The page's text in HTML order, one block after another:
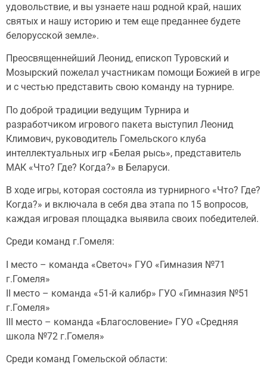
удовольствие, и вы узнаете наш родной край, наших
святых и нашу историю и тем еще преданнее будете
белорусской земле».
Преосвященнейший Леонид, епископ Туровский и
Мозырский пожелал участникам помощи Божией в игре
и с честью представить свою команду на турнире.
По доброй традиции ведущим Турнира и
разработчиком игрового пакета выступил Леонид
Климович, руководитель Гомельского клуба
интеллектуальных игр «Белая рысь», представитель
МАК «Что? Где? Когда?» в Беларуси.
В ходе игры, которая состояла из турнирного «Что? Где?
Когда?» и включала в себя два этапа по 15 вопросов,
каждая игровая площадка выявила своих победителей.
Среди команд г.Гомеля:
I место – команда «Светоч» ГУО «Гимназия №71
г.Гомеля»
II место – команда «51-й калибр» ГУО «Гимназия №51
г.Гомеля»
III место – команда «Благословение» ГУО «Средняя
школа №72 г.Гомеля»
Среди команд Гомельской области: